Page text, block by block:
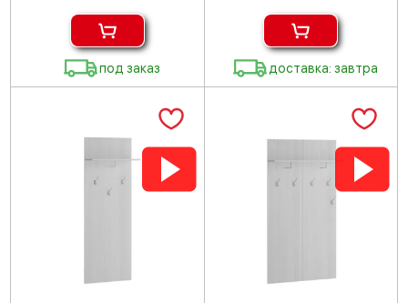
под заказ доставка: завтра